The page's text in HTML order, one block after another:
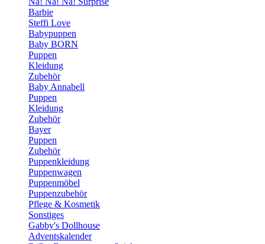
Barbie
Steffi Love
Babypuppen
Baby BORN
Puppen
Kleidung
Zubehör
Baby Annabell
Puppen
Kleidung
Zubehör
Bayer
Puppen
Zubehör
Puppenkleidung
Puppenwagen
Puppenmöbel
Puppenzubehör
Pflege & Kosmetik
Sonstiges
Gabby's Dollhouse
Adventskalender